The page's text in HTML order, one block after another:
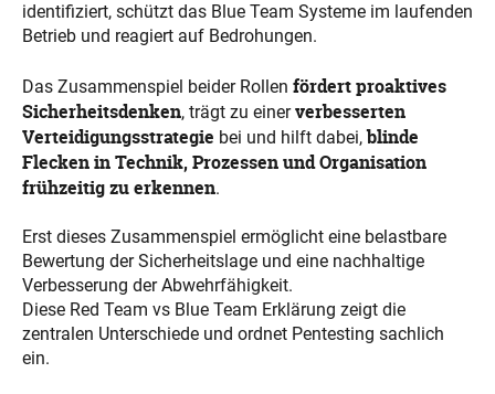
identifiziert, schützt das Blue Team Systeme im laufenden
Betrieb und reagiert auf Bedrohungen.
Das Zusammenspiel beider Rollen fördert proaktives
Sicherheitsdenken, trägt zu einerverbesserten
Verteidigungsstrategie bei und hilft dabei,blinde
Flecken in Technik, Prozessen und Organisation
frühzeitig zu erkennen.
Erst dieses Zusammenspiel ermöglicht eine belastbare
Bewertung der Sicherheitslage und eine nachhaltige
Verbesserung der Abwehrfähigkeit.
Diese Red Team vs Blue Team Erklärung zeigt die
zentralen Unterschiede und ordnet Pentesting sachlich
ein.